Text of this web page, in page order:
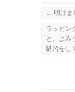
← 明けま
ラッピン
と、よみ
講習をし